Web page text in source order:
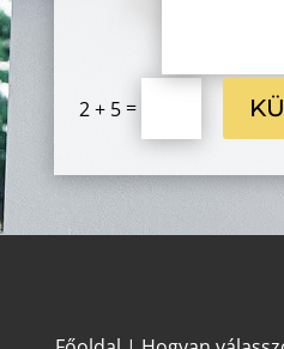
2 + 5=